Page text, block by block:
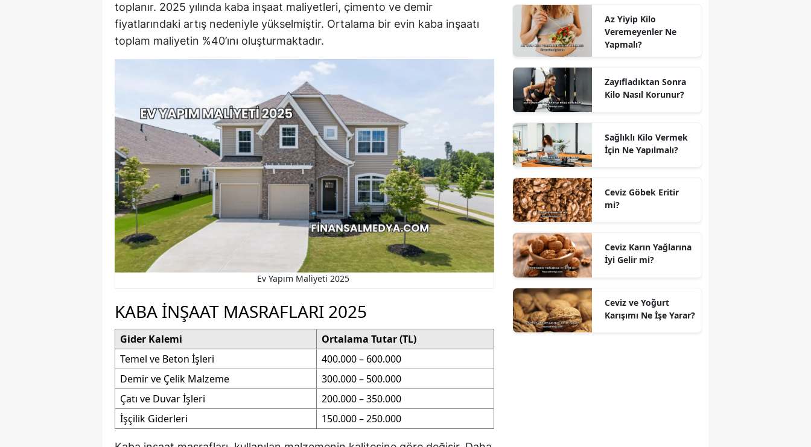
toplanır. 2025 yılında kaba inşaat maliyetleri, çimento ve demir
fiyatlarındaki artış nedeniyle yükselmiştir. Ortalama bir evin kaba inşaatı
toplam maliyetin %40’ını oluşturmaktadır.
Ev Yapım Maliyeti 2025
KABA İNŞAAT MASRAFLARI 2025
Gider Kalemi
Ortalama Tutar (TL)
Temel ve Beton İşleri
400.000 – 600.000
Demir ve Çelik Malzeme
300.000 – 500.000
Çatı ve Duvar İşleri
200.000 – 350.000
İşçilik Giderleri
150.000 – 250.000
Az Yiyip Kilo
Veremeyenler Ne
Yapmalı?
Zayıfladıktan Sonra
Kilo Nasıl Korunur?
Sağlıklı Kilo Vermek
İçin Ne Yapılmalı?
Ceviz Göbek Eritir
mi?
Ceviz Karın Yağlarına
İyi Gelir mi?
Ceviz ve Yoğurt
Karışımı Ne İşe Yarar?